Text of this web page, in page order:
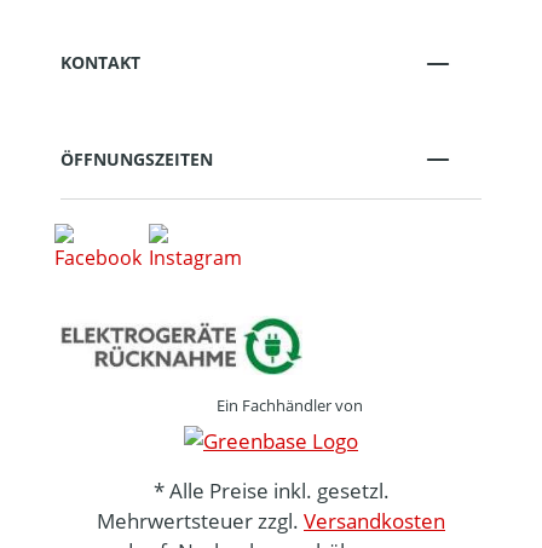
KONTAKT
ÖFFNUNGSZEITEN
Ein Fachhändler von
* Alle Preise inkl. gesetzl.
Mehrwertsteuer zzgl. Versandkosten